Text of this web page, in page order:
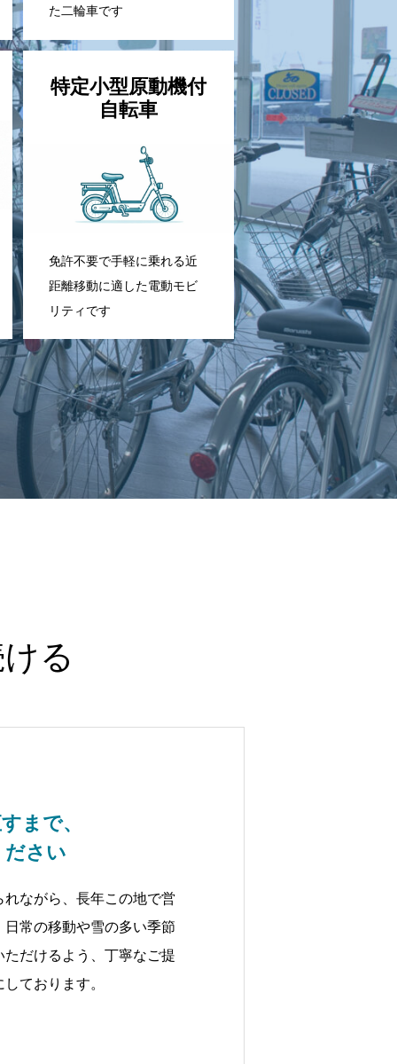
た二輪車です
特定小型原動機付
自転車
免許不要で手軽に乗れる近
距離移動に適した電動モビ
リティです
る
まで、
さい
ながら、長年この地で営
常の移動や雪の多い季節
だけるよう、丁寧なご提
ております。